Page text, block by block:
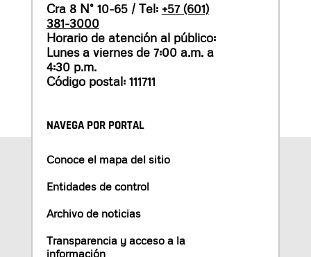
Cra 8 N° 10-65 / Tel: +57 (601)
381-3000
Horario de atención al público:
Lunes a viernes de 7:00 a.m. a
4:30 p.m.
Código postal: 111711
NAVEGA POR PORTAL
Conoce el mapa del sitio
Entidades de control
Archivo de noticias
Transparencia y acceso a la
información